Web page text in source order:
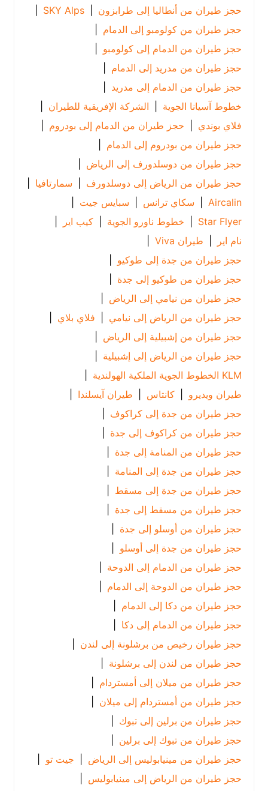
حجز طيران من أنطاليا إلى طرابزون |
SKY Alps
|
حجز طيران من كولومبو إلى الدمام
|
حجز طيران من الدمام إلى كولومبو |
حجز طيران من مدريد إلى الدمام
|
حجز طيران من الدمام إلى مدريد |
خطوط آسيانا الجوية
| الشركة الإفريقية للطيران |
فلاي بوندي | حجز طيران من الدمام إلى بودروم |
حجز طيران من بودروم إلى الدمام
|
حجز طيران من دوسلدورف إلى الرياض
|
حجز طيران من الرياض إلى دوسلدورف | سمارتافيا
|
Aircalin
| سكاي ترانس | سبايس جيت
|
Star Flyer
| خطوط ناورو الجوية | كيب اير |
| طيران Viva
|
حجز طيران من جدة إلى طوكيو |
حجز طيران من طوكيو إلى جدة
حجز طيران من نيامي إلى الرياض
|
حجز طيران من الرياض إلى نيامي | فلاي بلاي
حجز طيران من إشبيلية إلى الرياض
|
حجز طيران من الرياض إلى إشبيلية |
|
طيران ويديرو
| كانتاس | طيران آيسلندا |
حجز طيران من جدة إلى كراكوف |
حجز طيران من كراكوف إلى جدة
حجز طيران من المنامة إلى جدة
حجز طيران من جدة إلى المنامة |
حجز طيران من جدة إلى مسقط |
حجز طيران من مسقط إلى جدة
حجز طيران من أوسلو إلى جدة
حجز طيران من جدة إلى أوسلو
|
حجز طيران من الدمام إلى الدوحة |
حجز طيران من الدوحة إلى الدمام
|
حجز طيران من دكا إلى الدمام
|
حجز طيران من الدمام إلى دكا |
حجز طيران رخيص من برشلونة إلى لندن
|
حجز طيران من لندن إلى برشلونة
|
حجز طيران من ميلان إلى أمستردام |
حجز طيران من أمستردام إلى ميلان |
حجز طيران من برلين إلى تبوك
|
حجز طيران من تبوك إلى برلين |
حجز طيران من مينيابوليس إلى الرياض
| جيت تو |
حجز طيران من الرياض إلى مينيابوليس |